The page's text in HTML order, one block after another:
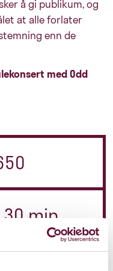
å gi publikum, og
at alle forlater
enn de
med Odd
min